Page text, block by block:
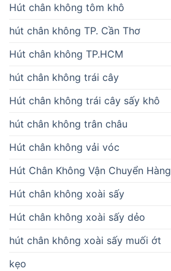
Hút chân không tôm khô
hút chân không TP. Cần Thơ
Hút chân không TP.HCM
hút chân không trái cây
Hút chân không trái cây sấy khô
hút chân không trân châu
Hút chân không vải vóc
Hút Chân Không Vận Chuyển Hàng
Hút chân không xoài sấy
Hút chân không xoài sấy dẻo
hút chân không xoài sấy muối ớt
kẹo